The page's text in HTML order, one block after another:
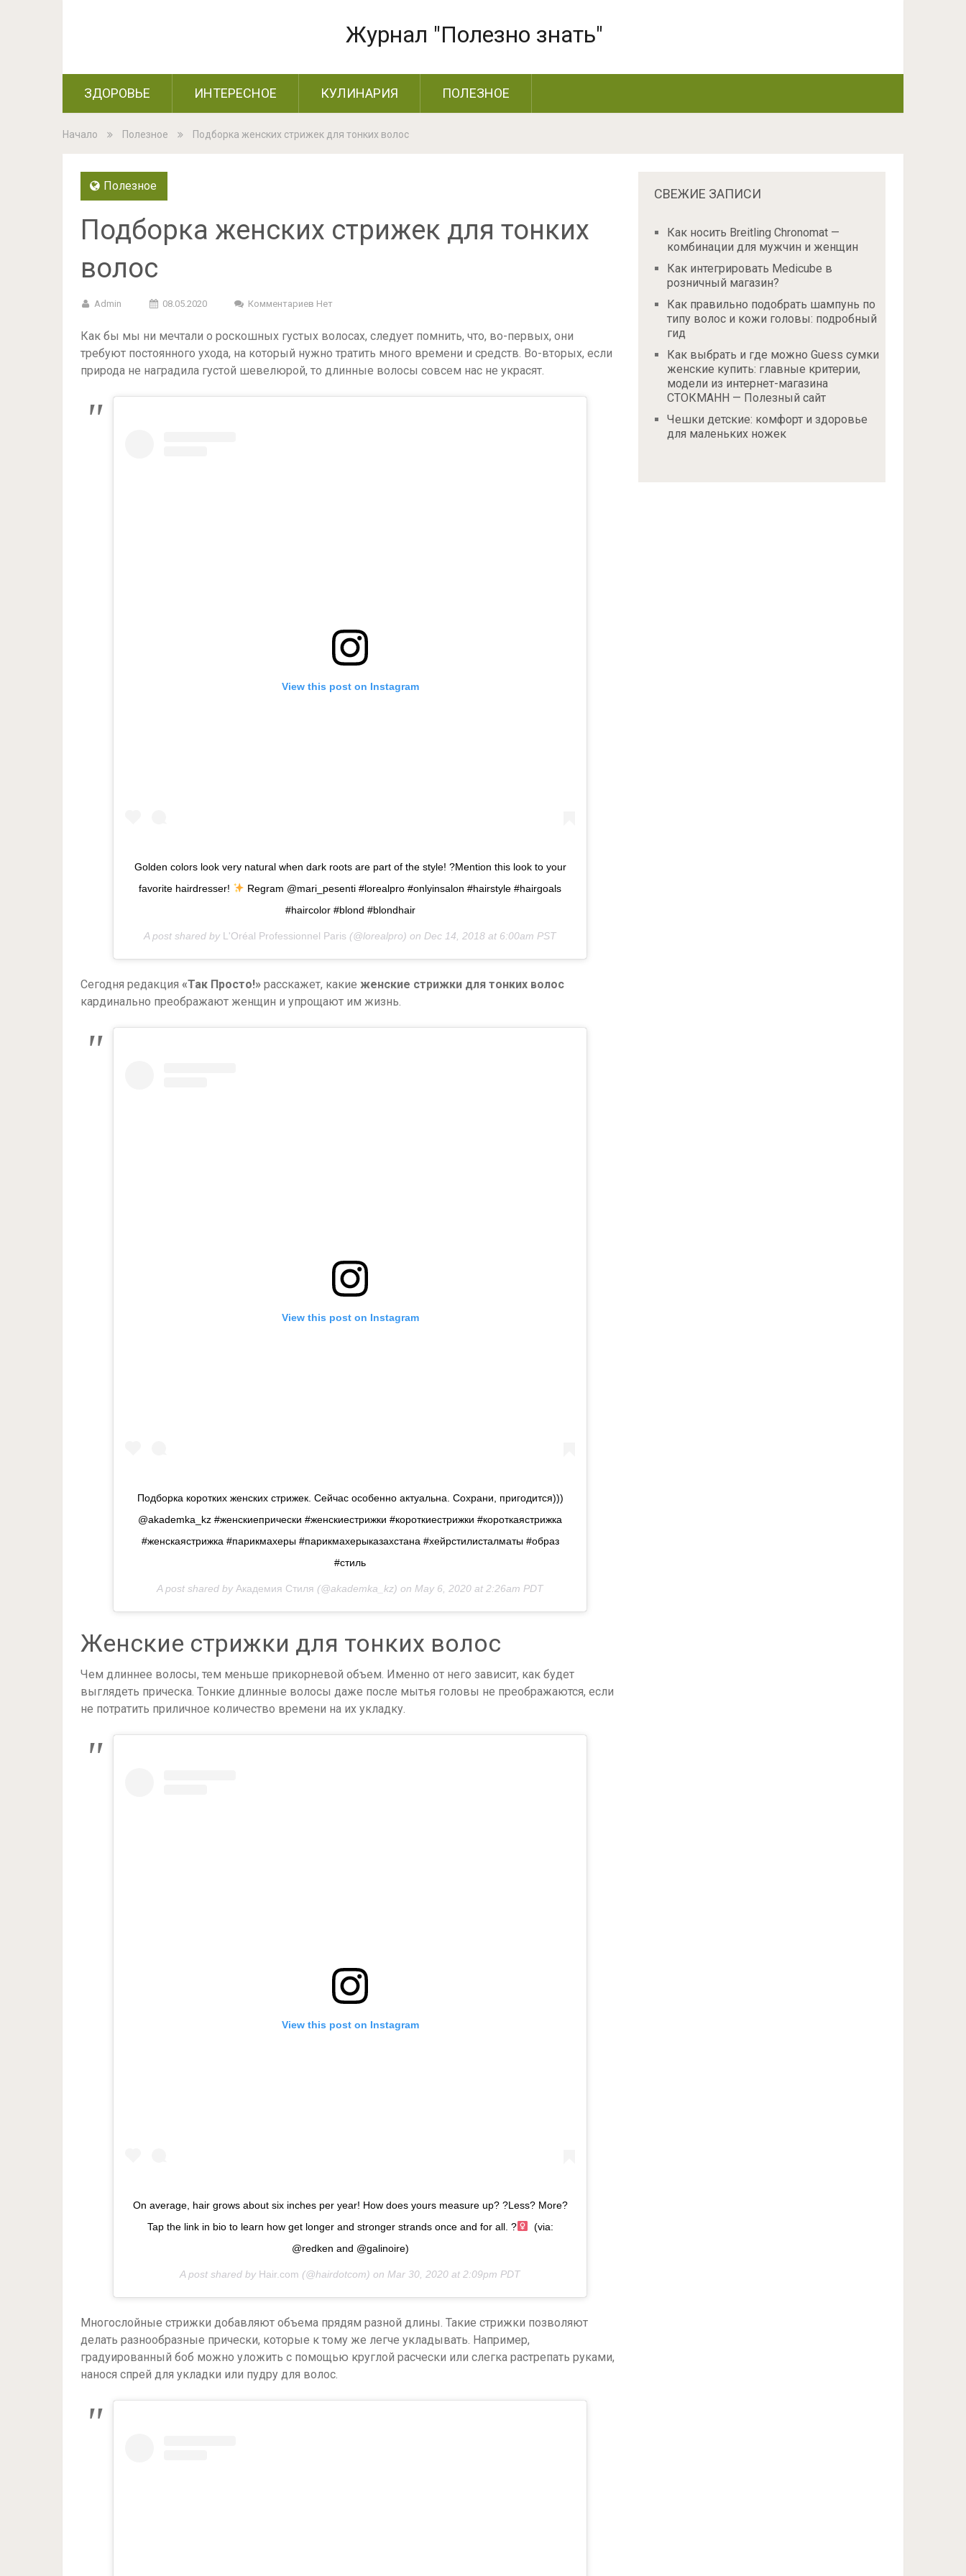
Журнал "Полезно знать"
ЗДОРОВЬЕ ИНТЕРЕСНОЕ КУЛИНАРИЯ ПОЛЕЗНОЕ
Начало Полезное Подборка женских стрижек для тонких волос
Полезное
Подборка женских стрижек для тонких
волос
Admin 08.05.2020 Комментариев Нет
Как бы мы ни мечтали о роскошных густых волосах, следует помнить, что, во-первых, они
требуют постоянного ухода, на который нужно тратить много времени и средств. Во-вторых, если
природа не наградила густой шевелюрой, то длинные волосы совсем нас не украсят.
View this post on Instagram
Golden colors look very natural when dark roots are part of the style! ?Mention this look to your
favorite hairdresser!
Regram @mari_pesenti #lorealpro #onlyinsalon #hairstyle #hairgoals
#haircolor #blond #blondhair
A post shared by L'Oréal Professionnel Paris (@lorealpro) on Dec 14, 2018 at 6:00am PST
Сегодня редакция «Так Просто!» расскажет, какие женские стрижки для тонких волос
кардинально преображают женщин и упрощают им жизнь.
View this post on Instagram
Подборка коротких женских стрижек. Сейчас особенно актуальна. Сохрани, пригодится)))
@akademka_kz #женскиепрически #женскиестрижки #короткиестрижки #короткаястрижка
#женскаястрижка #парикмахеры #парикмахерыказахстана #хейрстилисталматы #образ
#стиль
A post shared by Академия Стиля (@akademka_kz) on May 6, 2020 at 2:26am PDT
Женские стрижки для тонких волос
Чем длиннее волосы, тем меньше прикорневой объем. Именно от него зависит, как будет
выглядеть прическа. Тонкие длинные волосы даже после мытья головы не преображаются, если
не потратить приличное количество времени на их укладку.
View this post on Instagram
On average, hair grows about six inches per year! How does yours measure up? ?Less? More?
Tap the link in bio to learn how get longer and stronger strands once and for all. ?‍
⁠ (via:
@redken and @galinoire)
A post shared by Hair.com (@hairdotcom) on Mar 30, 2020 at 2:09pm PDT
Многослойные стрижки добавляют объема прядям разной длины. Такие стрижки позволяют
делать разнообразные прически, которые к тому же легче укладывать. Например,
градуированный боб можно уложить с помощью круглой расчески или слегка растрепать руками,
нанося спрей для укладки или пудру для волос.
СВЕЖИЕ ЗАПИСИ
Как носить Breitling Chronomat —
комбинации для мужчин и женщин
Как интегрировать Medicube в
розничный магазин?
Как правильно подобрать шампунь по
типу волос и кожи головы: подробный
гид
Как выбрать и где можно Guess сумки
женские купить: главные критерии,
модели из интернет-магазина
СТОКМАНН — Полезный сайт
Чешки детские: комфорт и здоровье
для маленьких ножек